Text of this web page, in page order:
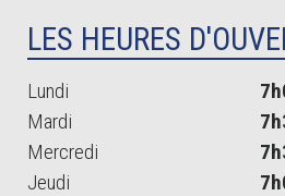
LES HEURES
Lundi
Mardi
Mercredi
Jeudi